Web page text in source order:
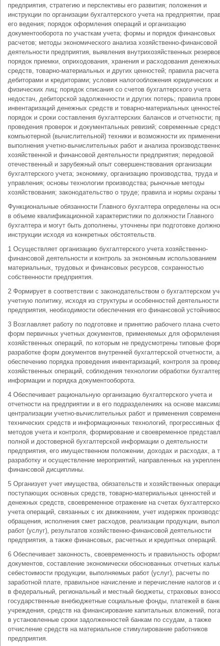
предприятия, стратегию и перспективы его развития; положения и
инструкции по организации бухгалтерского учета на предприятии,
его ведения; порядок оформления операций и организацию
документооборота по участкам учета; формы и порядок финансовых
расчетов; методы экономического анализа хозяйственно-финансовой
деятельности предприятия, выявления внутрихозяйственных
порядок приемки, оприходования, хранения и расходования денежных
средств, товарно-материальных и других ценностей; правила расчета
дебиторами и кредиторами; условия налогообложения юридических и
физических лиц; порядок списания со счетов бухгалтерского учета
недостач, дебиторской задолженности и других потерь; правила
инвентаризаций денежных средств и товарно-материальных
порядок и сроки составления бухгалтерских балансов и отчетности;
проведения проверок и документальных ревизий; современные
компьютерной (вычислительной) техники и возможности их
выполнения учетно-вычислительных работ и анализа
хозяйственной и финансовой деятельности предприятия; передовой
отечественный и зарубежный опыт совершенствования организации
бухгалтерского учета; экономику, организацию производства, труда и
управления; основы технологии производства; рыночные методы
хозяйствования; законодательство о труде; правила и нормы охраны
Функциональные обязанности Главного бухгалтера определены на
в объеме квалификационной характеристики по должности Главного
бухгалтера и могут быть дополнены, уточнены при подготовке
инструкции исходя из конкретных обстоятельств.
1 Осуществляет организацию бухгалтерского учета хозяйственно-
финансовой деятельности и контроль за экономным использованием
материальных, трудовых и финансовых ресурсов, сохранностью
собственности предприятия.
2 Формирует в соответствии с законодательством о бухгалтерском
учетную политику, исходя из структуры и особенностей деятельности
предприятия, необходимости обеспечения его финансовой
3 Возглавляет работу по подготовке и принятию рабочего плана
форм первичных учетных документов, применяемых для оформления
хозяйственных операций, по которым не предусмотрены типовые
разработке форм документов внутренней бухгалтерской отчетности,
обеспечению порядка проведения инвентаризаций, контроля за
хозяйственных операций, соблюдения технологии обработки
информации и порядка документооборота.
4 Обеспечивает рациональную организацию бухгалтерского учета и
отчетности на предприятии и в его подразделениях на основе
централизации учетно-вычислительных работ и применения
технических средств и информационных технологий, прогрессивных
методов учета и контроля, формирование и своевременное
полной и достоверной бухгалтерской информации о деятельности
предприятия, его имущественном положении, доходах и расходах, а
разработку и осуществление мероприятий, направленных на
финансовой дисциплины.
5 Организует учет имущества, обязательств и хозяйственных
поступающих основных средств, товарно-материальных ценностей и
денежных средств, своевременное отражение на счетах
учета операций, связанных с их движением, учет издержек
обращения, исполнения смет расходов, реализации продукции,
работ (услуг), результатов хозяйственно-финансовой деятельности
предприятия, а также финансовых, расчетных и кредитных операций.
6 Обеспечивает законность, своевременность и правильность
документов, составление экономически обоснованных отчетных
себестоимости продукции, выполняемых работ (услуг), расчеты по
заработной плате, правильное начисление и перечисление налогов и
в федеральный, региональный и местный бюджеты, страховых
государственные внебюджетные социальные фонды, платежей в
учреждения, средств на финансирование капитальных вложений,
в установленные сроки задолженностей банкам по ссудам, а также
отчисление средств на материальное стимулирование работников
предприятия.